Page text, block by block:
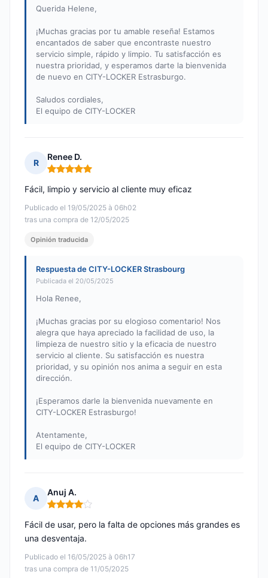
Querida Helene,
¡Muchas gracias por tu amable reseña! Estamos
encantados de saber que encontraste nuestro
servicio simple, rápido y limpio. Tu satisfacción es
nuestra prioridad, y esperamos darte la bienvenida
de nuevo en CITY-LOCKER Estrasburgo.
Saludos cordiales,
El equipo de CITY-LOCKER
R
Renee D.
Nota: 5 de 5
Publicado el 19/05/2025 à 06h02
tras una compra de 12/05/2025
Fácil, limpio y servicio al cliente muy eficaz
Opinión traducida
Respuesta de CITY-LOCKER Strasbourg
Publicada el 20/05/2025
Hola Renee,
¡Muchas gracias por su elogioso comentario! Nos
alegra que haya apreciado la facilidad de uso, la
limpieza de nuestro sitio y la eficacia de nuestro
servicio al cliente. Su satisfacción es nuestra
prioridad, y su opinión nos anima a seguir en esta
dirección.
¡Esperamos darle la bienvenida nuevamente en
CITY-LOCKER Estrasburgo!
Atentamente,
El equipo de CITY-LOCKER
A
Anuj A.
Nota: 4 de 5
Publicado el 16/05/2025 à 06h17
tras una compra de 11/05/2025
Fácil de usar, pero la falta de opciones más grandes es
una desventaja.